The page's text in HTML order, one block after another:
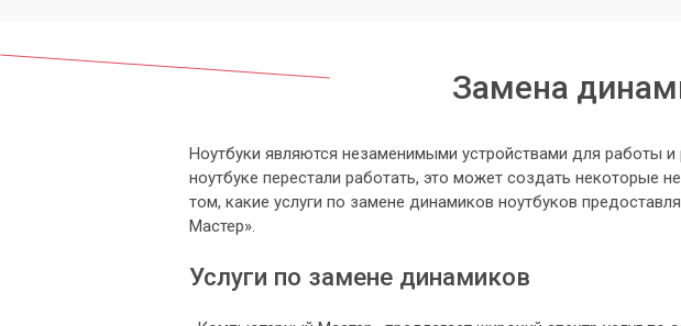
Замена
Ноутбуки являются незаменимыми устройствами для работы
ноутбуке перестали работать, это может создать некоторые
том, какие услуги по замене динамиков ноутбуков
Мастер».
Услуги по замене динамиков